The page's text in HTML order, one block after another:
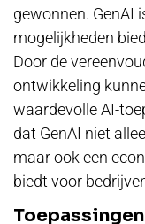
gewonnen. GenAI
mogelijkheden
Door de
ontwikkeling
waardevolle AI-
dat GenAI niet
maar ook een
biedt voor